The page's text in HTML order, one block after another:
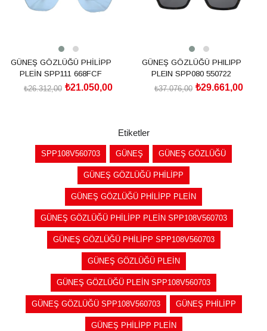
GÜNEŞ GÖZLÜĞÜ PHİLİPP
PLEİN SPP111 668FCF
₺21.050,00
₺26.312,00
GÜNEŞ GÖZLÜĞÜ PHILIPP
PLEIN SPP080 550722
₺29.661,00
₺37.076,00
Etiketler
SPP108V560703 GÜNEŞ GÜNEŞ GÖZLÜĞÜ
GÜNEŞ GÖZLÜĞÜ PHİLİPP
GÜNEŞ GÖZLÜĞÜ PHİLİPP PLEİN
GÜNEŞ GÖZLÜĞÜ PHİLİPP PLEİN SPP108V560703
GÜNEŞ GÖZLÜĞÜ PHİLİPP SPP108V560703
GÜNEŞ GÖZLÜĞÜ PLEİN
GÜNEŞ GÖZLÜĞÜ PLEİN SPP108V560703
GÜNEŞ GÖZLÜĞÜ SPP108V560703 GÜNEŞ PHİLİPP
GÜNEŞ PHİLİPP PLEİN